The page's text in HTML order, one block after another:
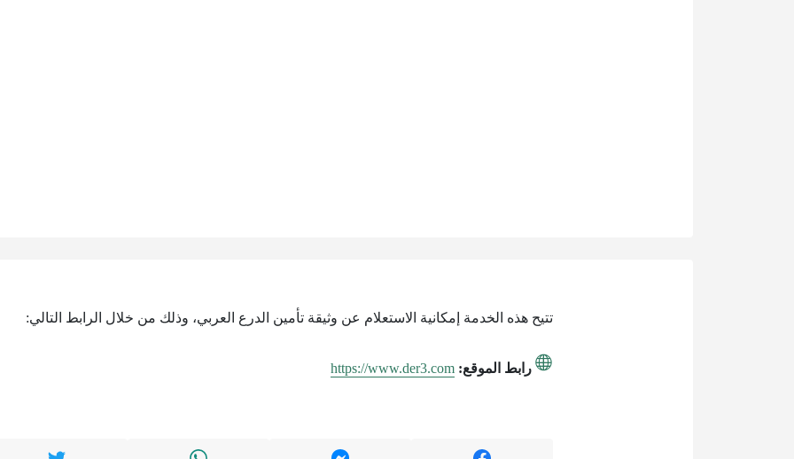
تتيح هذه الخدمة إمكانية الاستعلام عن وثيقة تأمين الدرع العربي، وذلك من خلال الرابط التالي:
رابط الموقع: https://www.der3.com